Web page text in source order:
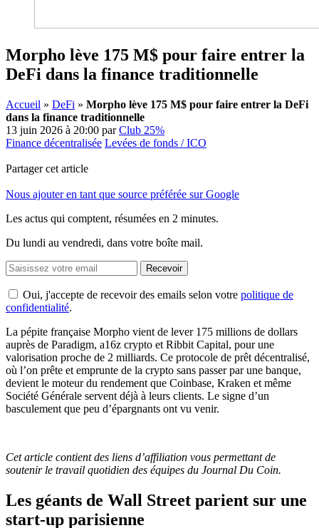
Morpho lève 175 M$ pour faire entrer la
DeFi dans la finance traditionnelle
Accueil » DeFi » Morpho lève 175 M$ pour faire entrer la DeFi
dans la finance traditionnelle
13 juin 2026 à 20:00 parClub 25%
Finance décentralisée Levées de fonds / ICO
Partager cet article
Nous ajouter en tant que source préférée sur Google
Les actus qui comptent, résumées en 2 minutes.
Du lundi au vendredi, dans votre boîte mail.
Recevoir
Oui, j'accepte de recevoir des emails selon votre politique de
confidentialité.
La pépite française Morpho vient de lever 175 millions de dollars
auprès de Paradigm, a16z crypto et Ribbit Capital, pour une
valorisation proche de 2 milliards. Ce protocole de prêt décentralisé,
où l’on prête et emprunte de la crypto sans passer par une banque,
devient le moteur du rendement que Coinbase, Kraken et même
Société Générale servent déjà à leurs clients. Le signe d’un
basculement que peu d’épargnants ont vu venir.
Cet article contient des liens d’affiliation vous permettant de
soutenir le travail quotidien des équipes du Journal Du Coin.
Les géants de Wall Street parient sur une
start-up parisienne